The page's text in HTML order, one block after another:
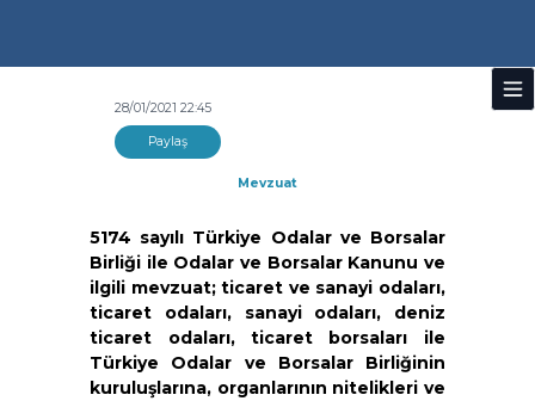
28/01/2021 22:45
Paylaş
Mevzuat
5174 sayılı Türkiye Odalar ve Borsalar
Birliği ile Odalar ve Borsalar Kanunu ve
ilgili mevzuat; ticaret ve sanayi odaları,
ticaret odaları, sanayi odaları, deniz
ticaret odaları, ticaret borsaları ile
Türkiye Odalar ve Borsalar Birliğinin
kuruluşlarına, organlarının nitelikleri ve